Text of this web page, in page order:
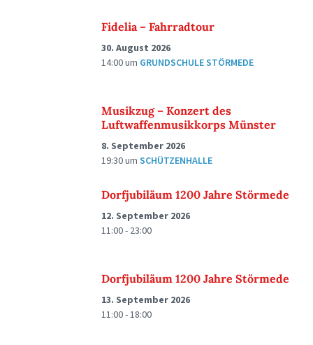
Fidelia – Fahrradtour
30. August 2026
14:00um GRUNDSCHULE STÖRMEDE
Musikzug – Konzert des
Luftwaffenmusikkorps Münster
8. September 2026
19:30um SCHÜTZENHALLE
Dorfjubiläum 1200 Jahre Störmede
12. September 2026
11:00 - 23:00
Dorfjubiläum 1200 Jahre Störmede
13. September 2026
11:00 - 18:00